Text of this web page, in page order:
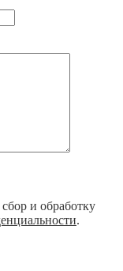
и обработку
.